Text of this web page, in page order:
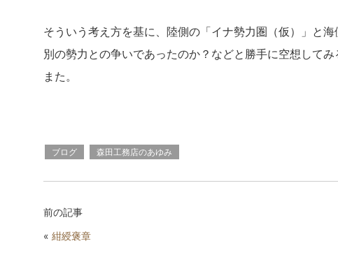
そういう考え方を基に、陸側の「イナ勢力圏（仮）」と
別の勢力との争いであったのか？などと勝手に空想して
また。
ブログ 森田工務店のあゆみ
前の記事
« 紺綬褒章